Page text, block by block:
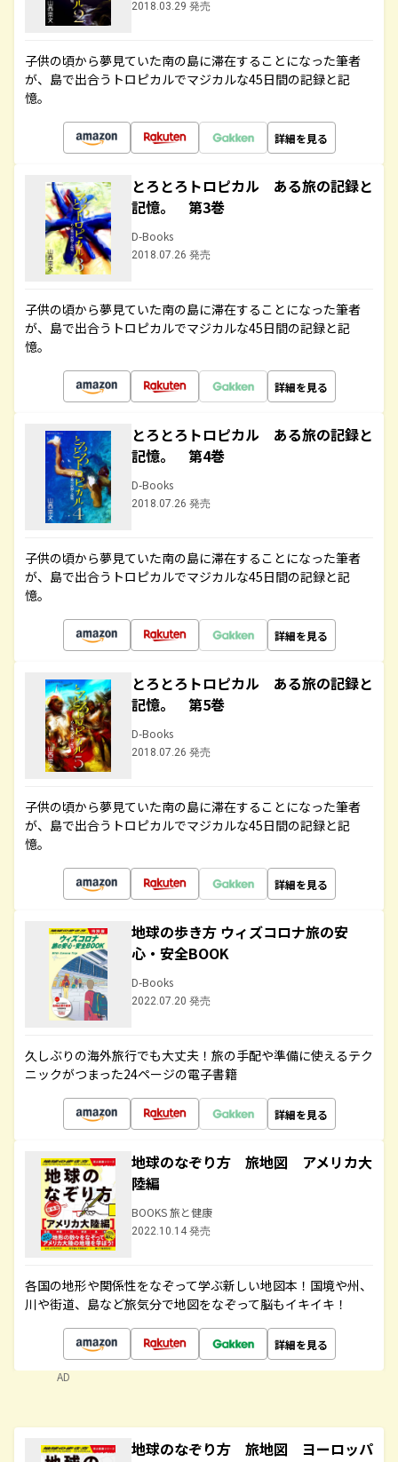
2018.03.29 発売
子供の頃から夢見ていた南の島に滞在することになった筆者
が、島で出合うトロピカルでマジカルな45日間の記録と記
憶。
詳細を見る
とろとろトロピカル ある旅の記録と
記憶。 第3巻
D-Books
2018.07.26 発売
子供の頃から夢見ていた南の島に滞在することになった筆者
が、島で出合うトロピカルでマジカルな45日間の記録と記
憶。
詳細を見る
とろとろトロピカル ある旅の記録と
記憶。 第4巻
D-Books
2018.07.26 発売
子供の頃から夢見ていた南の島に滞在することになった筆者
が、島で出合うトロピカルでマジカルな45日間の記録と記
憶。
詳細を見る
とろとろトロピカル ある旅の記録と
記憶。 第5巻
D-Books
2018.07.26 発売
子供の頃から夢見ていた南の島に滞在することになった筆者
が、島で出合うトロピカルでマジカルな45日間の記録と記
憶。
詳細を見る
地球の歩き方 ウィズコロナ旅の安
心・安全BOOK
D-Books
2022.07.20 発売
久しぶりの海外旅行でも大丈夫！旅の手配や準備に使えるテク
ニックがつまった24ページの電子書籍
詳細を見る
地球のなぞり方 旅地図 アメリカ大
陸編
BOOKS 旅と健康
2022.10.14 発売
各国の地形や関係性をなぞって学ぶ新しい地図本！国境や州、
川や街道、島など旅気分で地図をなぞって脳もイキイキ！
詳細を見る
AD
地球のなぞり方 旅地図 ヨーロッパ